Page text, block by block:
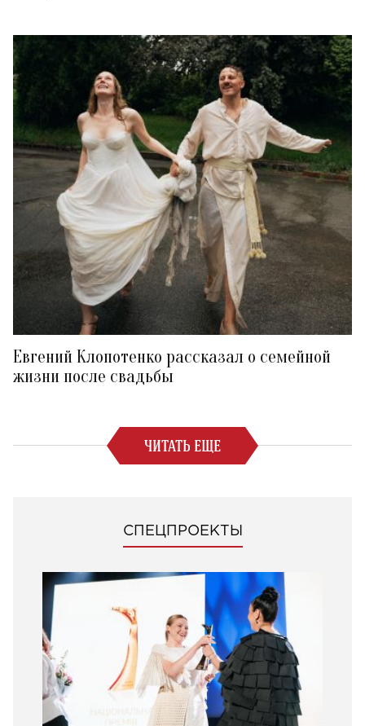
Евгений Клопотенко рассказал о семейной
жизни после свадьбы
ЧИТАТЬ ЕЩЕ
СПЕЦПРОЕКТЫ